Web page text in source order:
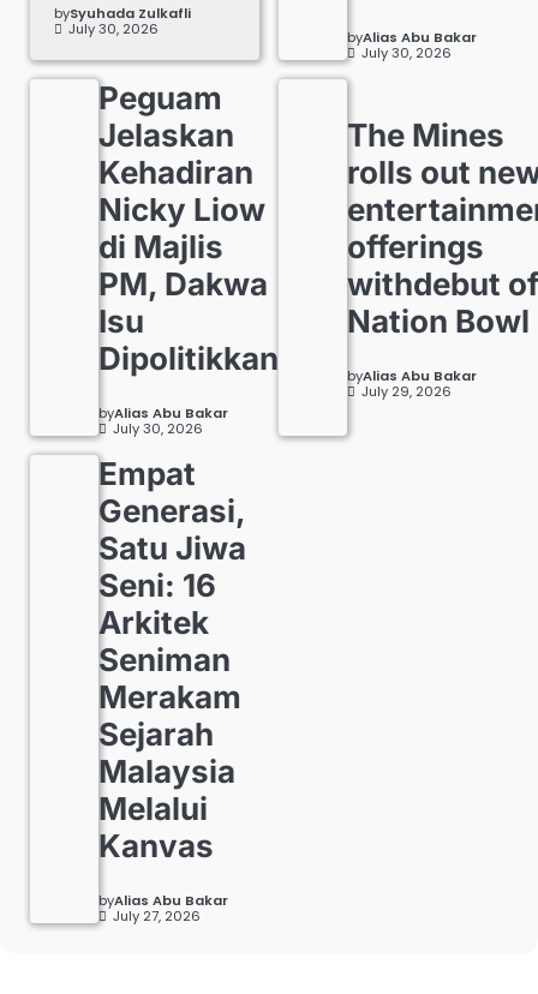
bySyuhada Zulkafli
July 30, 2026
byAlias Abu Bakar
July 30, 2026
Peguam
Jelaskan
Kehadiran
Nicky Liow
di Majlis
PM, Dakwa
Isu
Dipolitikkan
byAlias Abu Bakar
July 30, 2026
The Mines
rolls out
offerings
withdebut
Nation Bowl
byAlias Abu Bakar
July 29, 2026
Empat
Generasi,
Satu Jiwa
Seni: 16
Arkitek
Seniman
Merakam
Sejarah
Malaysia
Melalui
Kanvas
byAlias Abu Bakar
July 27, 2026